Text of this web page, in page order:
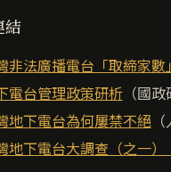
結
非法廣播電台「取締家
電台管理政策研析（國政
地下電台為何屢禁不絕（
地下電台大調查（之一